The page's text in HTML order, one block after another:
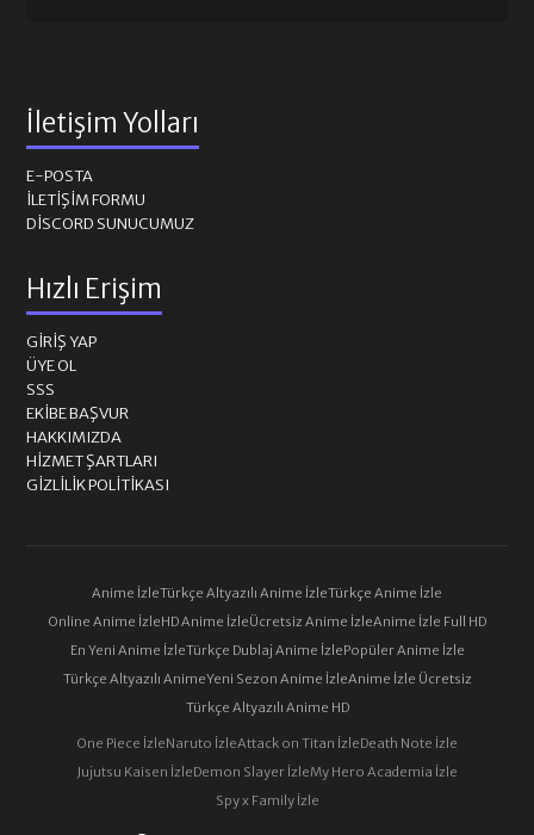
İletişim Yolları
E-POSTA
İLETIŞIM FORMU
DISCORD SUNUCUMUZ
Hızlı Erişim
GIRIŞ YAP
ÜYE OL
SSS
EKIBE BAŞVUR
HAKKIMIZDA
HIZMET ŞARTLARI
GIZLILIK POLITIKASI
Anime İzleTürkçe Altyazılı Anime İzleTürkçe Anime İzle
Online Anime İzleHD Anime İzleÜcretsiz Anime İzleAnime İzle Full HD
En Yeni Anime İzleTürkçe Dublaj Anime İzlePopüler Anime İzle
Türkçe Altyazılı AnimeYeni Sezon Anime İzleAnime İzle Ücretsiz
Türkçe Altyazılı Anime HD
One Piece İzleNaruto İzleAttack on Titan İzleDeath Note İzle
Jujutsu Kaisen İzleDemon Slayer İzleMy Hero Academia İzle
Spy x Family İzle